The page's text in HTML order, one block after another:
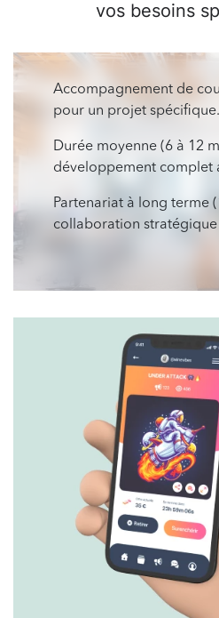
vos besoins
Accompagnement de
pour un projet spécifique.
Durée moyenne (6 à 12
développement complet
Partenariat à long terme
collaboration